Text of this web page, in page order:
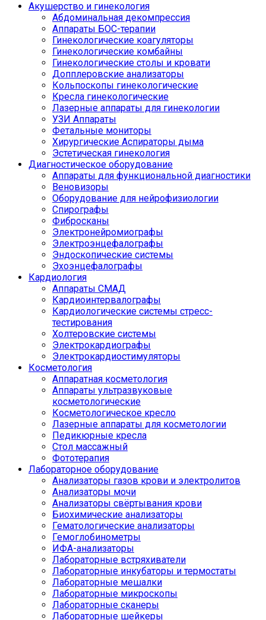
Акушерство и гинекология
Абдоминальная декомпрессия
Аппараты БОС-терапии
Гинекологические коагуляторы
Гинекологические комбайны
Гинекологические столы и кровати
Допплеровские анализаторы
Кольпоскопы гинекологические
Кресла гинекологические
Лазерные аппараты для гинекологии
УЗИ Аппараты
Фетальные мониторы
Хирургические Аспираторы дыма
Эстетическая гинекология
Диагностическое оборудование
Аппараты для функциональной диагностики
Веновизоры
Оборудование для нейрофизиологии
Спирографы
Фибросканы
Электронейромиографы
Электроэнцефалографы
Эндоскопические системы
Эхоэнцефалографы
Кардиология
Аппараты СМАД
Кардиоинтервалографы
Кардиологические системы стресс-
тестирования
Холтеровские системы
Электрокардиографы
Электрокардиостимуляторы
Косметология
Аппаратная косметология
Аппараты ультразвуковые
косметологические
Косметологическое кресло
Лазерные аппараты для косметологии
Педикюрные кресла
Стол массажный
Фототерапия
Лабораторное оборудование
Анализаторы газов крови и электролитов
Анализаторы мочи
Анализаторы свёртывания крови
Биохимические анализаторы
Гематологические анализаторы
Гемоглобинометры
ИФА-анализаторы
Лабораторные встряхиватели
Лабораторные инкубаторы и термостаты
Лабораторные мешалки
Лабораторные микроскопы
Лабораторные сканеры
Лабораторные шейкеры